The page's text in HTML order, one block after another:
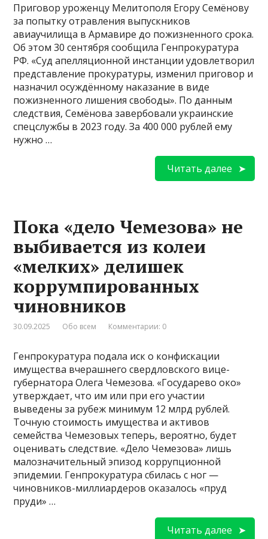
Приговор уроженцу Мелитополя Егору Семёнову
за попытку отравления выпускников
авиаучилища в Армавире до пожизненного срока.
Об этом 30 сентября сообщила Генпрокуратура
РФ. «Суд апелляционной инстанции удовлетворил
представление прокуратуры, изменил приговор и
назначил осуждённому наказание в виде
пожизненного лишения свободы». По данным
следствия, Семёнова завербовали украинские
спецслужбы в 2023 году. За 400 000 рублей ему
нужно …
Читать далее
Пока «дело Чемезова» не
выбивается из колеи
«мелких» делишек
коррумпированных
чиновников
30.09.2025 Обо всем Комментарии: 0
Генпрокуратура подала иск о конфискации
имущества вчерашнего свердловского вице-
губернатора Олега Чемезова. «Государево око»
утверждает, что им или при его участии
выведены за рубеж минимум 12 млрд рублей.
Точную стоимость имущества и активов
семейства Чемезовых теперь, вероятно, будет
оценивать следствие. «Дело Чемезова» лишь
малозначительный эпизод коррупционной
эпидемии. Генпрокуратура сбилась с ног —
чиновников-миллиардеров оказалось «пруд
пруди» …
Читать далее